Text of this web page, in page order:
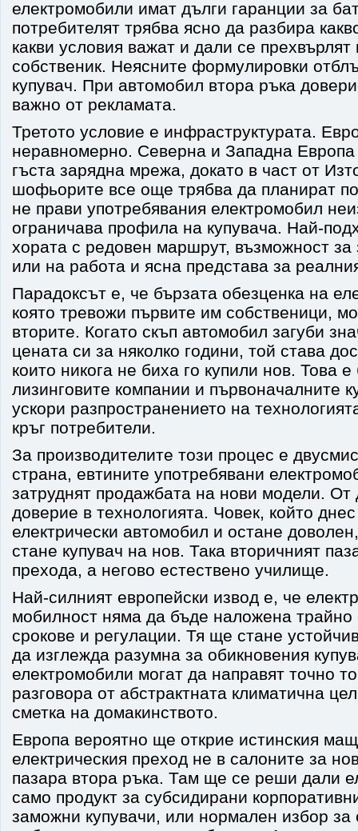
електромобили имат дълги гаранции за
потребителят трябва ясно да разбира
какви условия важат и дали се
собственик. Неясните формулировки
купувач. При автомобил втора ръка
важно от рекламата.
Третото условие е инфраструктурата.
неравномерно. Северна и Западна Европа
гъста зарядна мрежа, докато в част от
шофьорите все още трябва да планират
не прави употребявания електромобил
ограничава профила на купувача. Най-
хората с редовен маршрут, възможност
или на работа и ясна представа за
Парадоксът е, че бързата обезценка на
която тревожи първите им собственици,
вторите. Когато скъп автомобил загуби
цената си за няколко години, той става
които никога не биха го купили нов. Това
лизинговите компании и първоначалните
ускори разпространението на
кръг потребители.
За производителите този процес е
страна, евтините употребявани
затруднят продажбата на нови модели. От
доверие в технологията. Човек, който
електрически автомобил и остане
стане купувач на нов. Така вторичният
прехода, а негово естествено училище.
Най-силният европейски извод е, че
мобилност няма да бъде наложена трайно
срокове и регулации. Тя ще стане
да изглежда разумна за обикновения
електромобили могат да направят точно
разговора от абстрактната климатична
сметка на домакинството.
Европа вероятно ще открие истинския
електрическия преход не в салоните за
пазара втора ръка. Там ще се реши дали
само продукт за субсидирани
заможни купувачи, или нормален избор за